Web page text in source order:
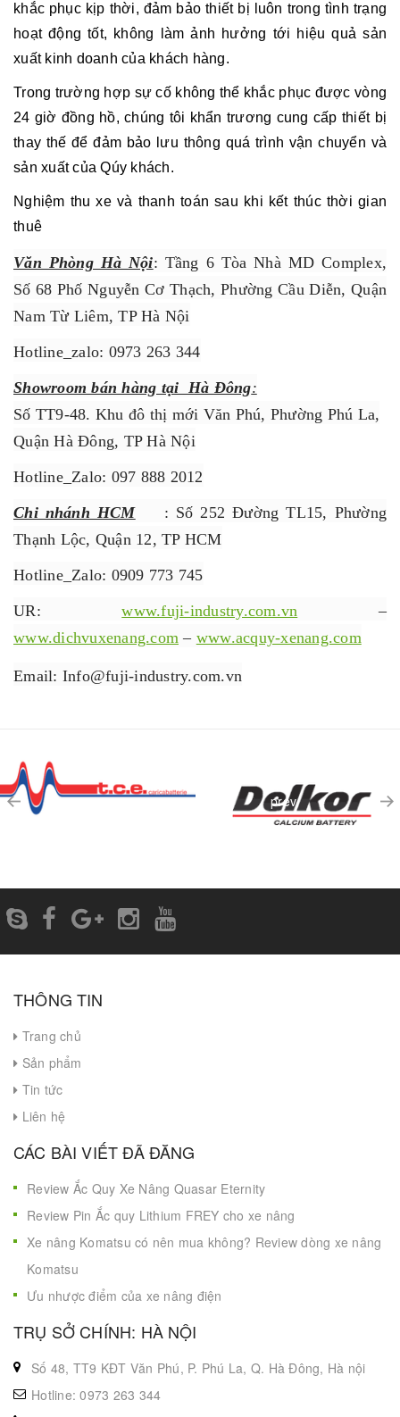
khắc phục kịp thời, đảm bảo thiết bị luôn trong tình trạng
hoạt động tốt, không làm ảnh hưởng tới hiệu quả sản
xuất kinh doanh của khách hàng.
Trong trường hợp sự cố không thể khắc phục được vòng
24 giờ đồng hồ, chúng tôi khẩn trương cung cấp thiết bị
thay thế để đảm bảo lưu thông quá trình vận chuyển và
sản xuất của Qúy khách.
Nghiệm thu xe và thanh toán sau khi kết thúc thời gian
thuê
Văn Phòng Hà Nội: Tầng 6 Tòa Nhà MD Complex,
Số 68 Phố Nguyễn Cơ Thạch, Phường Cầu Diễn, Quận
Nam Từ Liêm, TP Hà Nội
Hotline_zalo: 0973 263 344
Showroom bán hàng tại Hà Đông:
Số TT9-48. Khu đô thị mới Văn Phú, Phường Phú La,
Quận Hà Đông, TP Hà Nội
Hotline_Zalo: 097 888 2012
Chi nhánh HCM: Số 252 Đường TL15, Phường
Thạnh Lộc, Quận 12, TP HCM
Hotline_Zalo: 0909 773 745
UR:www.fuji-industry.com.vn –
www.dichvuxenang.com – www.acquy-xenang.com
Email: Info@fuji-industry.com.vn
prev
THÔNG TIN
Trang chủ
Sản phẩm
Tin tức
Liên hệ
CÁC BÀI VIẾT ĐÃ ĐĂNG
Review Ắc Quy Xe Nâng Quasar Eternity
Review Pin Ắc quy Lithium FREY cho xe nâng
Xe nâng Komatsu có nên mua không? Review dòng xe nâng
Komatsu
Ưu nhược điểm của xe nâng điện
TRỤ SỞ CHÍNH: HÀ NỘI
Số 48, TT9 KĐT Văn Phú, P. Phú La, Q. Hà Đông, Hà nội
Hotline: 0973 263 344